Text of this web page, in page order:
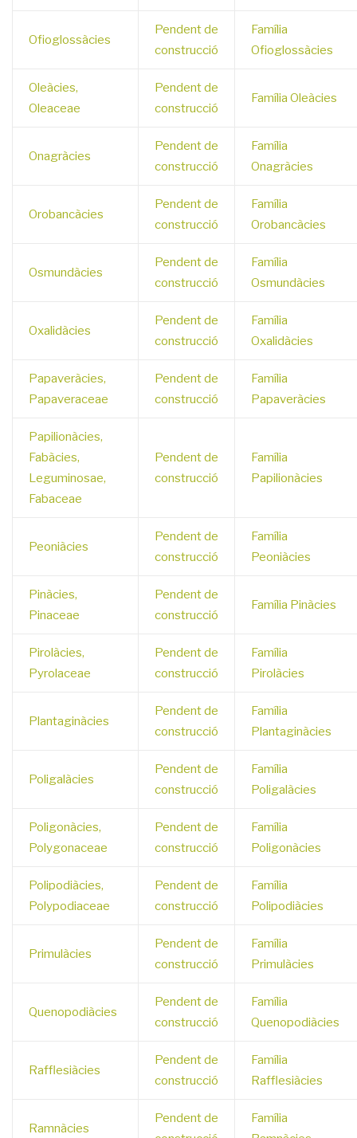
Ofioglossàcies
Pendent de
construcció
Família
Ofioglossàcies
Oleàcies,
Oleaceae
Pendent de
construcció
Família Oleàcies
Onagràcies
Pendent de
construcció
Família
Onagràcies
Orobancàcies
Pendent de
construcció
Família
Orobancàcies
Osmundàcies
Pendent de
construcció
Família
Osmundàcies
Oxalidàcies
Pendent de
construcció
Família
Oxalidàcies
Papaveràcies,
Papaveraceae
Pendent de
construcció
Família
Papaveràcies
Papilionàcies,
Fabàcies,
Leguminosae,
Fabaceae
Pendent de
construcció
Família
Papilionàcies
Peoniàcies
Pendent de
construcció
Família
Peoniàcies
Pinàcies,
Pinaceae
Pendent de
construcció
Família Pinàcies
Pirolàcies,
Pyrolaceae
Pendent de
construcció
Família
Pirolàcies
Plantaginàcies
Pendent de
construcció
Família
Plantaginàcies
Poligalàcies
Pendent de
construcció
Família
Poligalàcies
Poligonàcies,
Polygonaceae
Pendent de
construcció
Família
Poligonàcies
Polipodiàcies,
Polypodiaceae
Pendent de
construcció
Família
Polipodiàcies
Primulàcies
Pendent de
construcció
Família
Primulàcies
Quenopodiàcies
Pendent de
construcció
Família
Quenopodiàcies
Rafflesiàcies
Pendent de
construcció
Família
Rafflesiàcies
Ramnàcies
Pendent de
Família